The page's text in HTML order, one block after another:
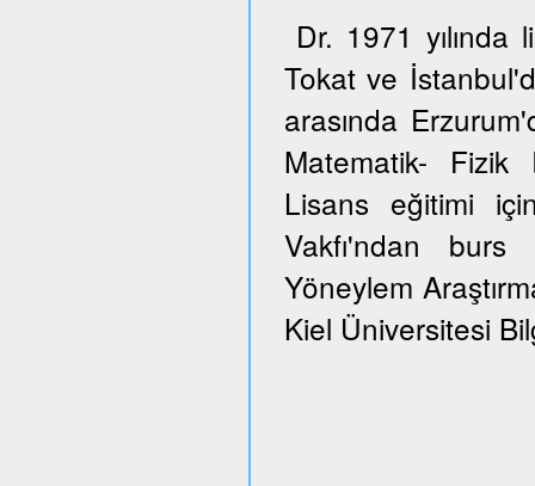
Dr. 1971
Tokat ve
arasında
Matematik-
Lisans eğitimi
Vakfı'ndan burs
Yöneylem
Kiel Üniversitesi